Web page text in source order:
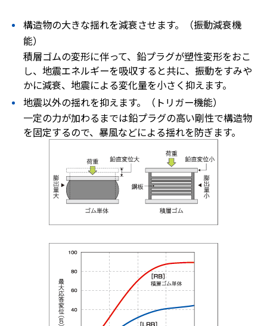
構造物の大きな揺れを減衰させます。（振動減衰機
能）
積層ゴムの変形に伴って、鉛プラグが塑性変形をおこ
し、地震エネルギーを吸収すると共に、振動をすみや
かに減衰、地震による変化量を小さく抑えます。
地震以外の揺れを抑えます。（トリガー機能）
一定の力が加わるまでは鉛プラグの高い剛性で構造物
を固定するので、暴風などによる揺れを防ぎます。